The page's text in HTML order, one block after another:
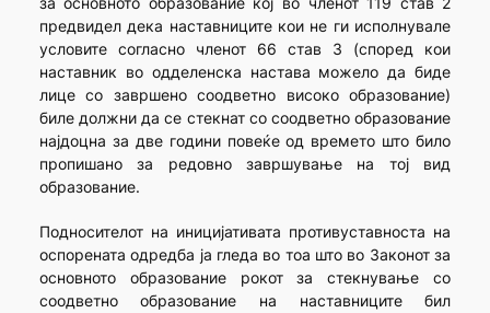
предвидел дека наставниците кои не ги исполнувале
условите согласно членот 66 став 3 (според кои
наставник во одделенска настава можело да биде
лице со завршено соодветно високо образование)
биле должни да се стекнат со соодветно образование
најдоцна за две години повеќе од времето што било
пропишано за редовно завршување на тој вид
образование.
Подносителот на иницијативата противуставноста на
оспорената одредба ја гледа во тоа што во Законот за
основното образование рокот за стекнување со
соодветно образование на наставниците бил